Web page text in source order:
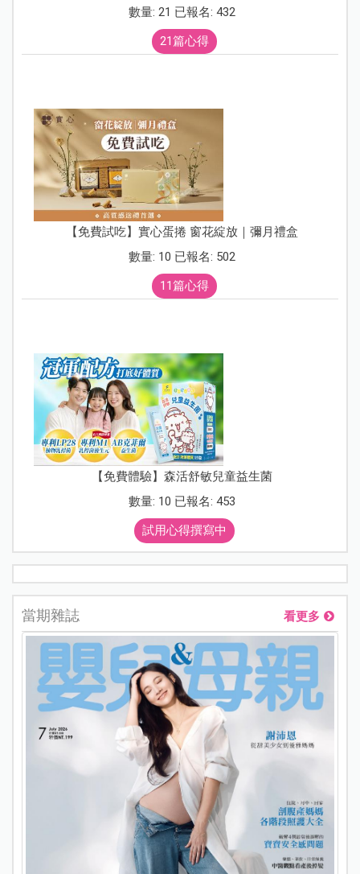
數量: 21 已報名: 432
21篇心得
【免費試吃】實心蛋捲 窗花綻放｜彌月禮盒
數量: 10 已報名: 502
11篇心得
【免費體驗】森活舒敏兒童益生菌
數量: 10 已報名: 453
試用心得撰寫中
當期雜誌 看更多